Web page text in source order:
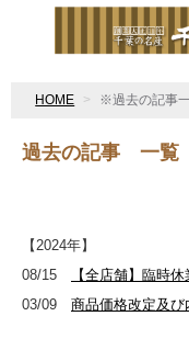
HOME ※過去の記事
過去の記事 一覧
【2024年】
08/15
【全店舗】臨時
03/09 商品価格改定及